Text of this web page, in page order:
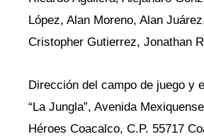
López, Alan Moreno, Alan
Cristopher Gutierrez, Jonathan
Dirección del campo de juego y
“La Jungla”, Avenida
Héroes Coacalco, C.P. 55717